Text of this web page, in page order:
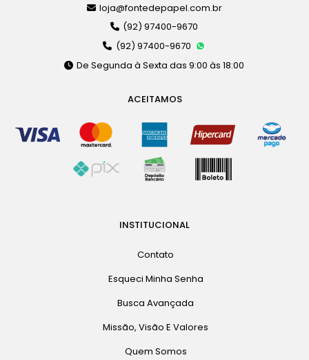
loja@fontedepapel.com.br
(92) 97400-9670
(92) 97400-9670
De Segunda à Sexta das 9:00 às 18:00
ACEITAMOS
INSTITUCIONAL
Contato
Esqueci Minha Senha
Busca Avançada
Missão, Visão E Valores
Quem Somos